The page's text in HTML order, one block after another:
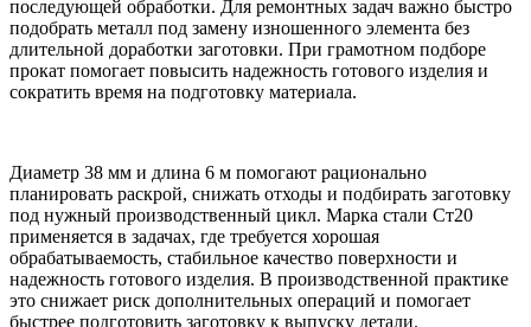
последующей обработки. Для ремонтных задач важно быстро
подобрать металл под замену изношенного элемента без
длительной доработки заготовки. При грамотном подборе
прокат помогает повысить надежность готового изделия и
сократить время на подготовку материала.
Диаметр 38 мм и длина 6 м помогают рационально
планировать раскрой, снижать отходы и подбирать заготовку
под нужный производственный цикл. Марка стали Ст20
применяется в задачах, где требуется хорошая
обрабатываемость, стабильное качество поверхности и
надежность готового изделия. В производственной практике
это снижает риск дополнительных операций и помогает
быстрее подготовить заготовку к выпуску детали.